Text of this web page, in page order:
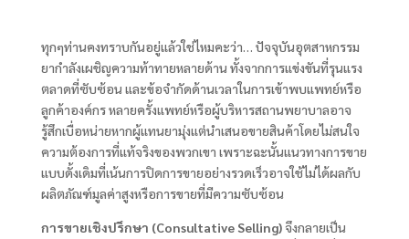
ทุกๆท่านคงทราบกันอยู่แล้วใช่ไหมคะว่า… ปัจจุบันอุตสาหกรรม
ยากำลังเผชิญความท้าทายหลายด้าน ทั้งจากการแข่งขันที่รุนแรง
ตลาดที่ซับซ้อน และข้อจำกัดด้านเวลาในการเข้าพบแพทย์หรือ
ลูกค้าองค์กร หลายครั้งแพทย์หรือผู้บริหารสถานพยาบาลอาจ
รู้สึกเบื่อหน่ายหากผู้แทนยามุ่งแต่นำเสนอขายสินค้าโดยไม่สนใจ
ความต้องการที่แท้จริงของพวกเขา เพราะฉะนั้นแนวทางการขาย
แบบดั้งเดิมที่เน้นการปิดการขายอย่างรวดเร็วอาจใช้ไม่ได้ผลกับ
ผลิตภัณฑ์มูลค่าสูงหรือการขายที่มีความซับซ้อน
การขายเชิงปรึกษา (Consultative Selling)จึงกลายเป็น